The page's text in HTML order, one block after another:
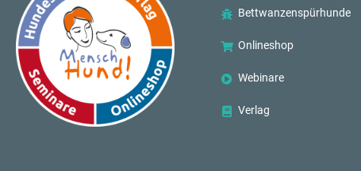
Bettwanzenspürhunde
Onlineshop
Webinare
Verlag